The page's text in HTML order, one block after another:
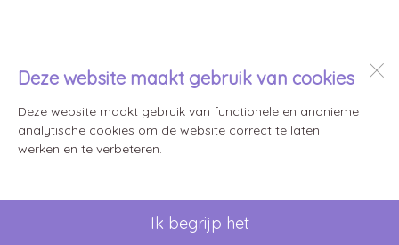
Deze website maakt gebruik van cookies
Deze website maakt gebruik van functionele en anonieme
analytische cookies om de website correct te laten
werken en te verbeteren.
Ik begrijp het